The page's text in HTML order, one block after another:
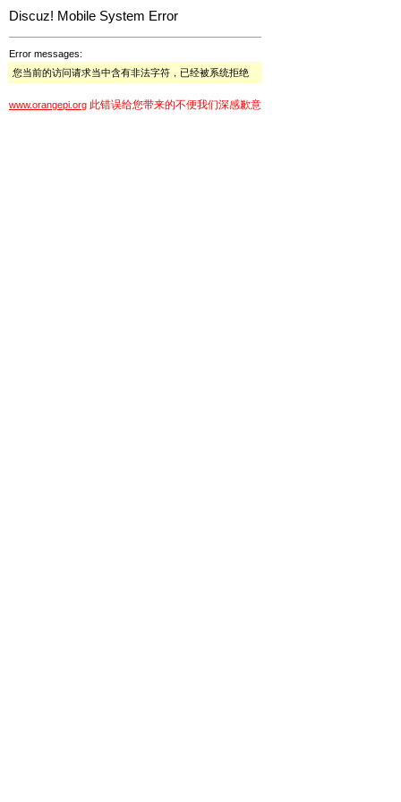
Discuz! Mobile System Error
Error messages:
您当前的访问请求当中含有非法字符，已经被系统拒绝
www.orangepi.org 此错误给您带来的不便我们深感歉意